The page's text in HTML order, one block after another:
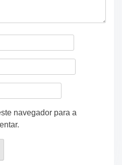
navegador para a